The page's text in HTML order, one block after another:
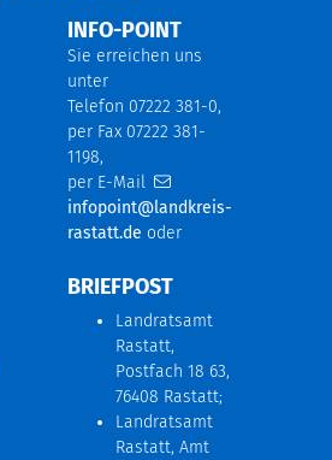
INFO-POINT
Sie erreichen uns
unter
Telefon 07222 381-0,
per Fax 07222 381-
1198,
per E-Mail
infopoint@landkreis-
rastatt.de oder
BRIEFPOST
Landratsamt
Rastatt,
Postfach 18 63,
76408 Rastatt;
Landratsamt
Rastatt, Amt